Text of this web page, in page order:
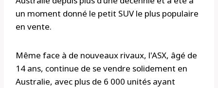
un moment donné le petit SUV le plus populaire
en vente.
Même face à de nouveaux rivaux, l'ASX, âgé de
14 ans, continue de se vendre solidement en
Australie, avec plus de 6 000 unités ayant